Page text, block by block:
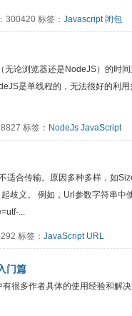
300420 标签： Javascript 闭包
论浏览器还是NodeJS）的时
是单线程的，无法很好的利
标签： NodeJs JavaScript
适合传输。原因多种多样，如
歧义。 例如，Url参数字符串中
...
标签： JavaScript URL
门篇
很多作者具体的使用经验和解